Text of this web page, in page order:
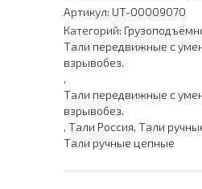
Артикул: UT-00009070
Категорий:
Тали передвижные с
взрывобез.
,
Тали передвижные с
взрывобез.
, Тали Россия, Тали
Тали ручные цепные